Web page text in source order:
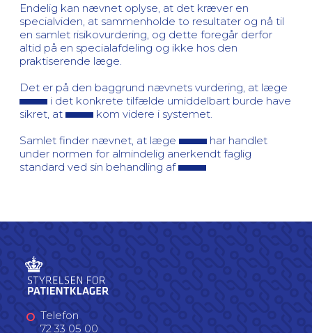
Endelig kan nævnet oplyse, at det kræver en
specialviden, at sammenholde to resultater og nå til
en samlet risikovurdering, og dette foregår derfor
altid på en specialafdeling og ikke hos den
praktiserende læge.
Det er på den baggrund nævnets vurdering, at læge
i det konkrete tilfælde umiddelbart burde have
sikret, at
kom videre i systemet.
Samlet finder nævnet, at læge
har handlet
under normen for almindelig anerkendt faglig
standard ved sin behandling af
Telefon
72 33 05 00